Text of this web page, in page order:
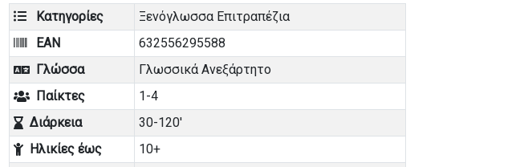
Κατηγορίες
Ξενόγλωσσα Επιτραπέζια
EAN
632556295588
Γλώσσα
Γλωσσικά Ανεξάρτητο
Παίκτες
1-4
Διάρκεια
30-120'
Ηλικίες έως
10+